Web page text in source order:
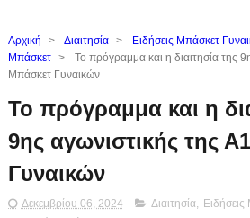
Αρχική > Διαιτησία > Ειδήσεις Μπάσκετ
Μπάσκετ >
Το πρόγραμμα και η διαιτησία της
Μπάσκετ Γυναικών
Το πρόγραμμα και η
9ης αγωνιστικής της
Γυναικών
Δεκεμβρίου 06, 2024 Διαιτησία,